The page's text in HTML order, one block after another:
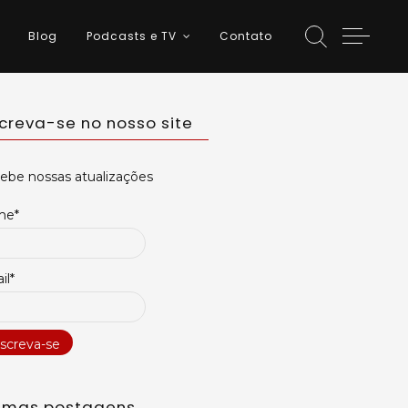
Blog Podcasts e TV Contato
se no nosso site
nossas atualizações